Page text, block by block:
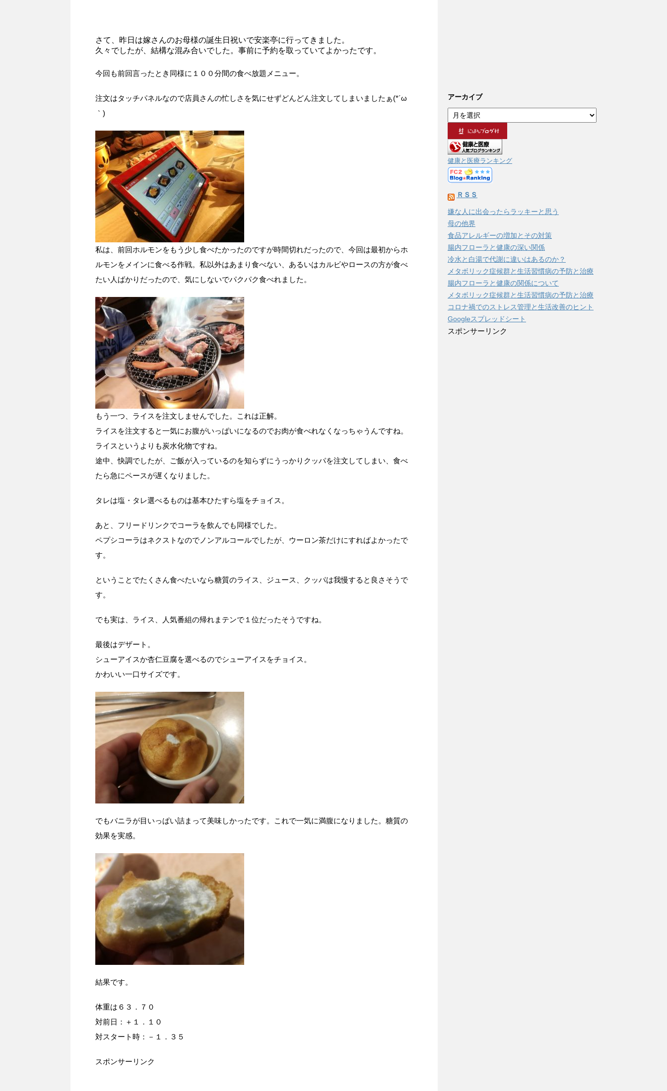
さて、昨日は嫁さんのお母様の誕生日祝いで安楽亭に行ってきました。
久々でしたが、結構な混み合いでした。事前に予約を取っていてよかったです。
今回も前回言ったとき同様に１００分間の食べ放題メニュー。
注文はタッチパネルなので店員さんの忙しさを気にせずどんどん注文してしまいましたぁ(*´ω
｀)
私は、前回ホルモンをもう少し食べたかったのですが時間切れだったので、今回は最初からホ
ルモンをメインに食べる作戦。私以外はあまり食べない、あるいはカルビやロースの方が食べ
たい人ばかりだったので、気にしないでパクパク食べれました。
もう一つ、ライスを注文しませんでした。これは正解。
ライスを注文すると一気にお腹がいっぱいになるのでお肉が食べれなくなっちゃうんですね。
ライスというよりも炭水化物ですね。
途中、快調でしたが、ご飯が入っているのを知らずにうっかりクッパを注文してしまい、食べ
たら急にペースが遅くなりました。
タレは塩・タレ選べるものは基本ひたすら塩をチョイス。
あと、フリードリンクでコーラを飲んでも同様でした。
ペプシコーラはネクストなのでノンアルコールでしたが、ウーロン茶だけにすればよかったで
す。
ということでたくさん食べたいなら糖質のライス、ジュース、クッパは我慢すると良さそうで
す。
でも実は、ライス、人気番組の帰れまテンで１位だったそうですね。
最後はデザート。
シューアイスか杏仁豆腐を選べるのでシューアイスをチョイス。
かわいい一口サイズです。
でもバニラが目いっぱい詰まって美味しかったです。これで一気に満腹になりました。糖質の
効果を実感。
結果です。
体重は６３．７０
対前日：＋１．１０
対スタート時：－１．３５
スポンサーリンク
アーカイブ
ー
カ
イ
ブ
健康と医療ランキング
ＲＳＳ
嫌な人に出会ったらラッキーと思う
母の他界
食品アレルギーの増加とその対策
腸内フローラと健康の深い関係
冷水と白湯で代謝に違いはあるのか？
メタボリック症候群と生活習慣病の予防と治療
腸内フローラと健康の関係について
メタボリック症候群と生活習慣病の予防と治療
コロナ禍でのストレス管理と生活改善のヒント
Googleスプレッドシート
スポンサーリンク